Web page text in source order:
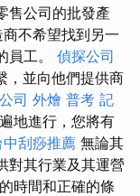
售公司的批發產
不希望找到另一
員工。 偵探公司
，並向他們提供商
司 外燴 普考 記
地進行，您將有
中刮痧推薦 無論其
對其行業及其運營
時間和正確的條